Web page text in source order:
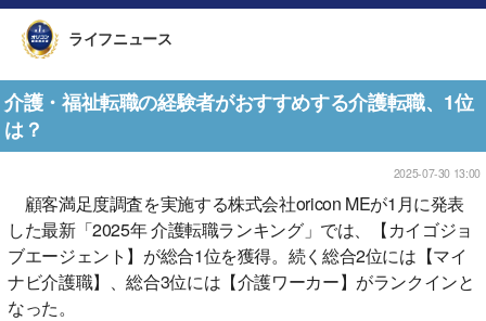
ライフニュース
介護・福祉転職の経験者がおすすめする介護転職、1位
は？
2025-07-30 13:00
顧客満足度調査を実施する株式会社oricon MEが1月に発表
した最新「2025年 介護転職ランキング」では、【カイゴジョ
ブエージェント】が総合1位を獲得。続く総合2位には【マイ
ナビ介護職】、総合3位には【介護ワーカー】がランクインと
なった。